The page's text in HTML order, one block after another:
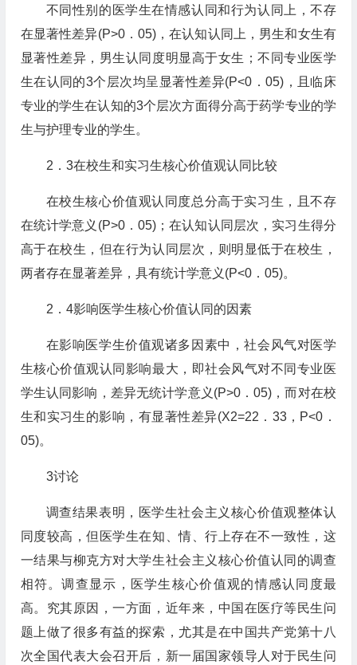
不同性别的医学生在情感认同和行为认同上，不存
在显著性差异(P>0．05)，在认知认同上，男生和女生有
显著性差异，男生认同度明显高于女生；不同专业医学
生在认同的3个层次均呈显著性差异(P<0．05)，且临床
专业的学生在认知的3个层次方面得分高于药学专业的学
生与护理专业的学生。
2．3在校生和实习生核心价值观认同比较
在校生核心价值观认同度总分高于实习生，且不存
在统计学意义(P>0．05)；在认知认同层次，实习生得分
高于在校生，但在行为认同层次，则明显低于在校生，
两者存在显著差异，具有统计学意义(P<0．05)。
2．4影响医学生核心价值认同的因素
在影响医学生价值观诸多因素中，社会风气对医学
生核心价值观认同影响最大，即社会风气对不同专业医
学生认同影响，差异无统计学意义(P>0．05)，而对在校
生和实习生的影响，有显著性差异(X2=22．33，P<0．
05)。
3讨论
调查结果表明，医学生社会主义核心价值观整体认
同度较高，但医学生在知、情、行上存在不一致性，这
一结果与柳克方对大学生社会主义核心价值认同的调查
相符。调查显示，医学生核心价值观的情感认同度最
高。究其原因，一方面，近年来，中国在医疗等民生问
题上做了很多有益的探索，尤其是在中国共产党第十八
次全国代表大会召开后，新一届国家领导人对于民生问